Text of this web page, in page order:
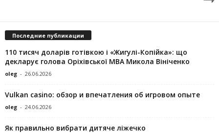
Последние публикации
110 тисяч доларів готівкою і «Жигулі-Копійка»: що
декларує голова Оріхівської МВА Микола Вініченко
oleg - 26.06.2026
Vulkan casino: обзор и впечатления об игровом опыте
oleg - 24.06.2026
Як правильно вибрати дитяче ліжечко